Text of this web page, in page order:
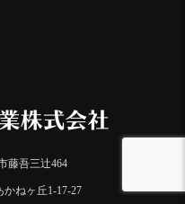
藤吾三辻464
かねヶ丘1-17-27